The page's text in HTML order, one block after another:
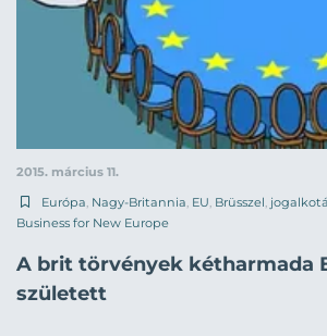
2015. március 11.
Európa Nagy-Britannia EU Brüsszel
Business for New Europe
A brit törvények kétharmada
született